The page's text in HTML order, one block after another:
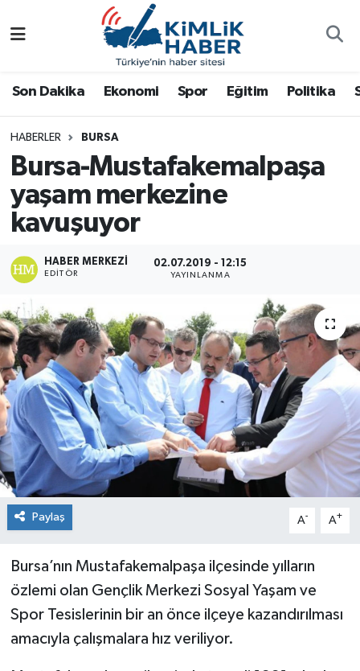
Son Dakika Ekonomi Spor Eğitim Politika
HABERLER BURSA
Bursa-Mustafakemalpaşa
yaşam merkezine
kavuşuyor
HABER MERKEZI
EDITÖR
02.07.2019 - 12:15
YAYINLANMA
Paylaş A- A+
Bursa’nın Mustafakemalpaşa ilçesinde yılların
özlemi olan Gençlik Merkezi Sosyal Yaşam ve
Spor Tesislerinin bir an önce ilçeye kazandırılması
amacıyla çalışmalara hız veriliyor.
Antalya
Eğitim
Ekonomi
Gemlik
Güncel
İnegöl
İznik
Magazin
Mudanya
Politika
Sağlık
Nöbetçi Eczaneler
Namaz Vakitleri
Süper Lig Puan Durumu ve Fikstür
Tüm Manşetler
Son Dakika Haberleri
Haber Arşivi